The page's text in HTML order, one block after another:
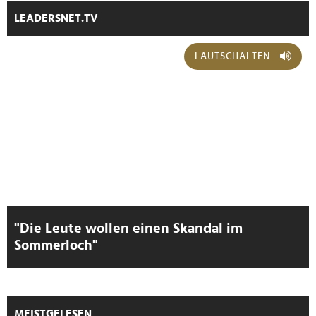
LEADERSNET.TV
LAUTSCHALTEN
"Die Leute wollen einen Skandal im
Sommerloch"
MEISTGELESEN